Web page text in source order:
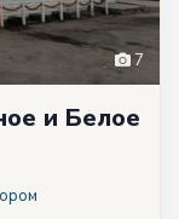
7
и Белое